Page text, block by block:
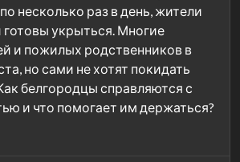
несколько раз в день, жители
готовы укрыться. Многие
и пожилых родственников в
но сами не хотят покидать
белгородцы справляются с
и что помогает им держаться?